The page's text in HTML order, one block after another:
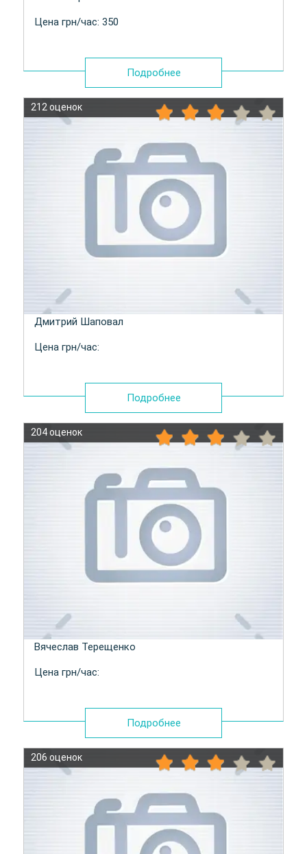
Цена грн/час: 350
Подробнее
212 оценок
Дмитрий Шаповал
Цена грн/час:
Подробнее
204 оценок
Вячеслав Терещенко
Цена грн/час:
Подробнее
206 оценок